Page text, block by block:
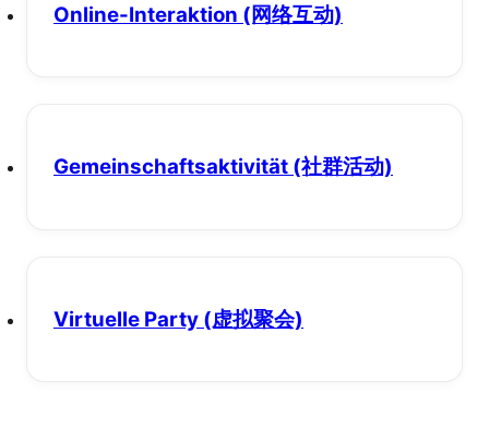
Online-Interaktion (网络互动)
Gemeinschaftsaktivität (社群活动)
Virtuelle Party (虚拟聚会)